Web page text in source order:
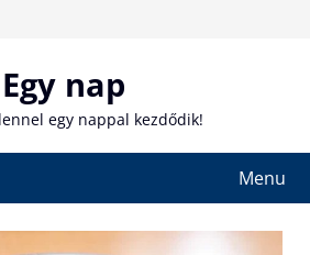
Egy nap
egy nappal kezdődik!
Menu